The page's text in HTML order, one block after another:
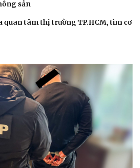
“nam châm” hút dòng vốn FDI chất
thu hoạch quả nhiều năm
Nguyên: Thúc đẩy liên kết, khơi
sản
quan tâm thị trường TP.HCM, tìm cơ